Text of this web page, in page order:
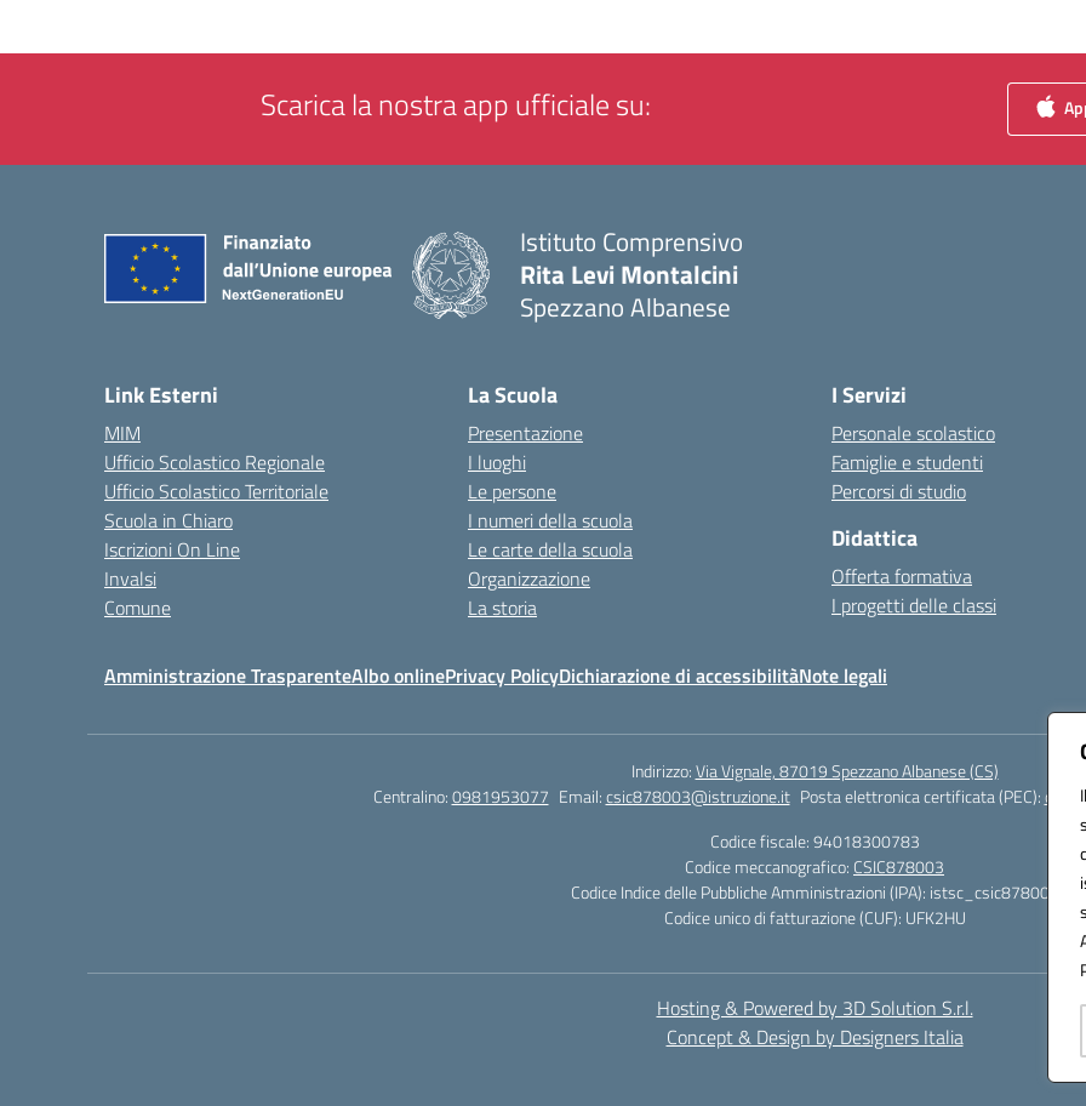
Scarica la nostra app ufficiale su:
Istituto Comprensivo
Rita Levi Montalcini
Spezzano Albanese
Link Esterni
MIM
Ufficio Scolastico Regionale
Ufficio Scolastico Territoriale
Scuola in Chiaro
Iscrizioni On Line
Invalsi
Comune
La Scuola
Presentazione
I luoghi
Le persone
I numeri della scuola
Le carte della scuola
Organizzazione
La storia
I Servizi
Personale scolastico
Famiglie e studenti
Percorsi di studio
Didattica
Offerta formativa
I progetti delle classi
Amministrazione TrasparenteAlbo onlinePrivacy PolicyDichiarazione di accessibilitàNote legali
Indirizzo:Via Vignale, 87019 Spezzano Albanese (CS)
Centralino:0981953077 Email:csic878003@istruzione.it Posta elettronica certificata (PEC):
Codice fiscale: 94018300783
Codice meccanografico: CSIC878003
Codice Indice delle Pubbliche Amministrazioni (IPA): istsc_csic878003
Codice unico di fatturazione (CUF): UFK2HU
Hosting & Powered by 3D Solution S.r.l.
Concept & Design by Designers Italia